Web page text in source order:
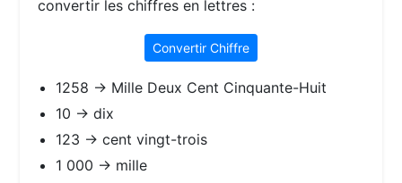
convertir les chiffres en lettres :
Convertir Chiffre
1258 → Mille Deux Cent Cinquante-Huit
10 → dix
123 → cent vingt-trois
1 000 → mille